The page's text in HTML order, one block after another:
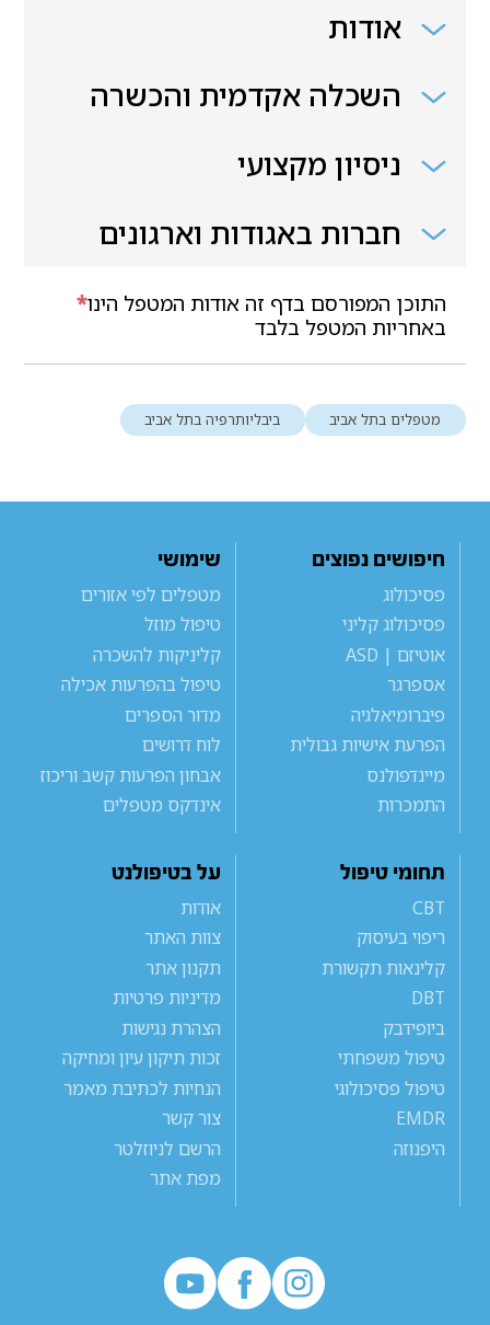
אודות
השכלה אקדמית והכשרה
ניסיון מקצועי
חברות באגודות וארגונים
*התוכן המפורסם בדף זה אודות המטפל הינו
באחריות המטפל בלבד
מטפלים בתל אביב ביבליותרפיה בתל אביב
חיפושים נפוצים
פסיכולוג
פסיכולוג קליני
אוטיזם | ASD
אספרגר
פיברומיאלגיה
הפרעת אישיות גבולית
מיינדפולנס
התמכרות
שימושי
מטפלים לפי אזורים
טיפול מוזל
קליניקות להשכרה
טיפול בהפרעות אכילה
מדור הספרים
לוח דרושים
אבחון הפרעות קשב וריכוז
אינדקס מטפלים
תחומי טיפול
CBT
ריפוי בעיסוק
קלינאות תקשורת
DBT
ביופידבק
טיפול משפחתי
טיפול פסיכולוגי
EMDR
היפנוזה
על בטיפולנט
אודות
צוות האתר
תקנון אתר
מדיניות פרטיות
הצהרת נגישות
זכות תיקון עיון ומחיקה
הנחיות לכתיבת מאמר
צור קשר
הרשם לניוזלטר
מפת אתר